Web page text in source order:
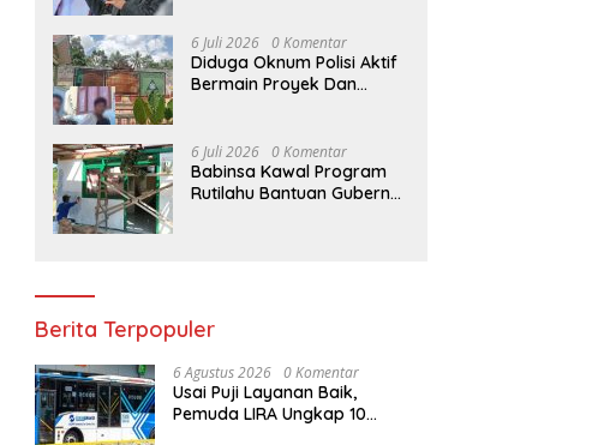
Kripto Indonesia
6 Juli 2026 0 Komentar
Diduga Oknum Polisi Aktif
Bermain Proyek Dan
6 Juli 2026 0 Komentar
Babinsa Kawal Program
Rutilahu Bantuan Gubernur
Berita Terpopuler
6 Agustus 2026 0 Komentar
Usai Puji Layanan Baik,
Pemuda LIRA Ungkap 10